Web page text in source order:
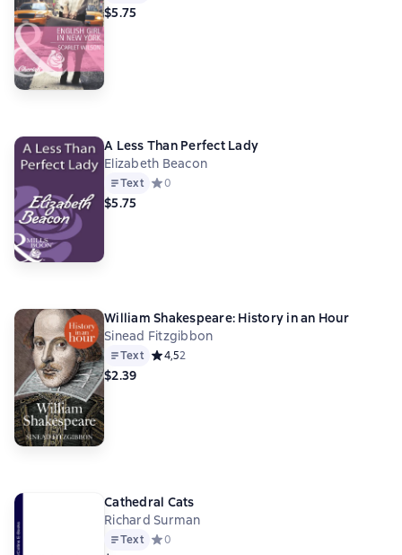
$5.75
A Less Than Perfect Lady
Elizabeth Beacon
Text Средний рейтинг 0 на основе 0 оценок
0
$5.75
William Shakespeare: History in an Hour
Sinead Fitzgibbon
Text Средний рейтинг 4,5 на основе 2 оценок
4,52
$2.39
Cathedral Cats
Richard Surman
Text Средний рейтинг 0 на основе 0 оценок
0